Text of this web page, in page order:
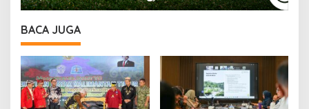
BACA JUGA